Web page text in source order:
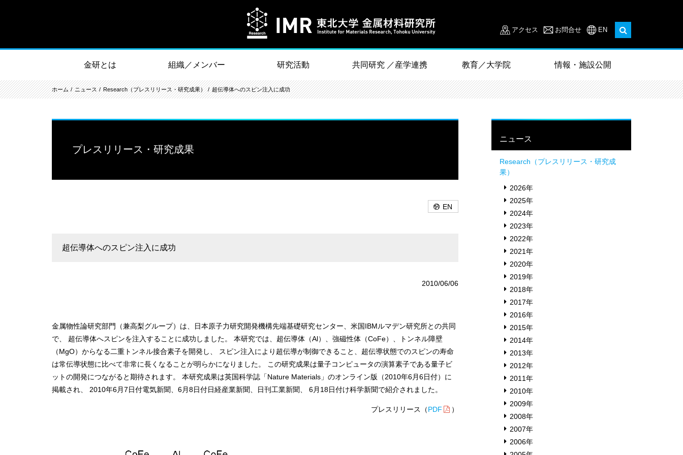
アクセス お問合せ EN
金研とは 組織／メンバー 研究活動 共同研究 ／産学連携 教育／大学院 情報・施設公開
ホーム ニュース Research（プレスリリース・研究成果） 超伝導体へのスピン注入に成功
プレスリリース・研究成果
EN
超伝導体へのスピン注入に成功
2010/06/06
金属物性論研究部門（兼高梨グループ）は、日本原子力研究開発機構先端基礎研究センター、米国IBMルマデン研究所との共同
で、 超伝導体へスピンを注入することに成功しました。 本研究では、超伝導体（Al）、強磁性体（CoFe）、トンネル障壁
（MgO）からなる二重トンネル接合素子を開発し、 スピン注入により超伝導が制御できること、超伝導状態でのスピンの寿命
は常伝導状態に比べて非常に長くなることが明らかになりました。 この研究成果は量子コンピュータの演算素子である量子ビ
ットの開発につながると期待されます。 本研究成果は英国科学誌「Nature Materials」のオンライン版（2010年6月6日付）に
掲載され、 2010年6月7日付電気新聞、6月8日付日経産業新聞、日刊工業新聞、 6月18日付け科学新聞で紹介されました。
プレスリリース（PDF ）
ニュース
Research（プレスリリース・研究成
果）
2026年
2025年
2024年
2023年
2022年
2021年
2020年
2019年
2018年
2017年
2016年
2015年
2014年
2013年
2012年
2011年
2010年
2009年
2008年
2007年
2006年